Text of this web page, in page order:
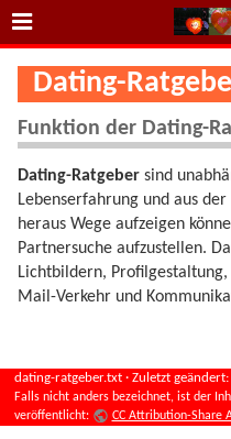
Dating-
Funktion der Dating-
Dating-Ratgeber sind
Lebenserfahrung und aus
heraus Wege aufzeigen
Partnersuche aufzustellen.
Lichtbildern,
Mail-Verkehr und
dating-ratgeber.txt · Zuletzt
Falls nicht anders bezeichnet, ist der
veröffentlicht:
CC Attribution-Share